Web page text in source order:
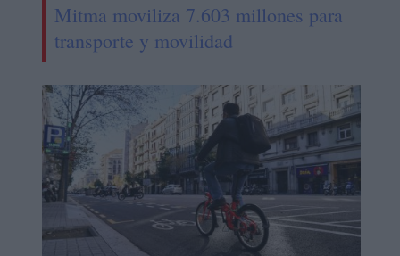
Mitma moviliza 7.603 millones para
transporte y movilidad